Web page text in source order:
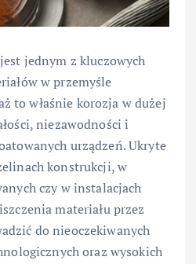
jednym z kluczowych
w przemyśle
to właśnie korozja w dużej
niezawodności i
urządzeń. Ukryte
konstrukcji, w
czy w instalacjach
materiału przez
do nieoczekiwanych
oraz wysokich